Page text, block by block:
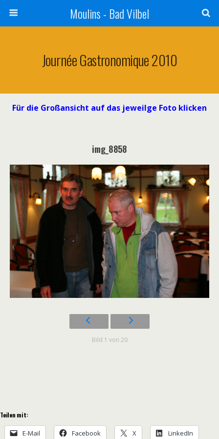
Moulins - Bad Vilbel
Journée Gastronomique 2010
Für die Großansicht auf das jeweilge Foto klicken
img_8858
Bild 1 von 20
Teilen mit:
E-Mail Facebook X LinkedIn